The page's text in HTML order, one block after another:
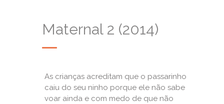
Maternal 2 (2014)
As crianças acreditam que o passarinho
caiu do seu ninho porque ele não sabe
voar ainda e com medo de que não